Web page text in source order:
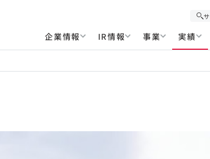
企業情報 IR情報 事業 実績